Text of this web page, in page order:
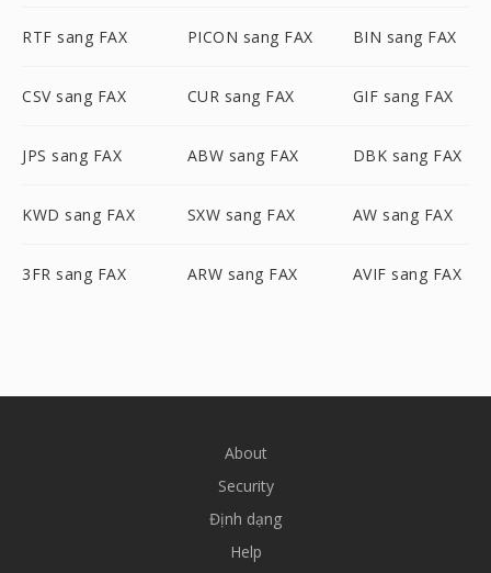
RTF sang FAX PICON sang FAX BIN sang FAX
CSV sang FAX CUR sang FAX GIF sang FAX
JPS sang FAX ABW sang FAX DBK sang FAX
KWD sang FAX SXW sang FAX AW sang FAX
3FR sang FAX ARW sang FAX AVIF sang FAX
About
Security
Định dạng
Help